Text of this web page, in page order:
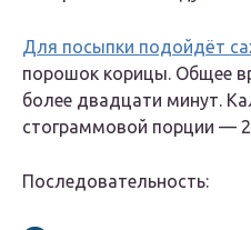
Для посыпки подойдёт
порошок корицы. Общее
более двадцати минут.
стограммовой порции —
Последовательность: